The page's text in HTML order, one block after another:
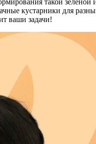
кустарники для
ваши задачи!